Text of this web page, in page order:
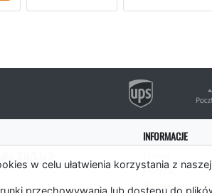
w celu ułatwienia korzystania z
przechowywania lub dostępu do
INFORMACJE
Pomoc
Polityka